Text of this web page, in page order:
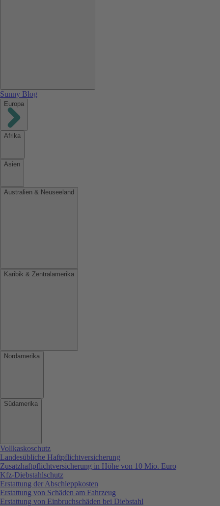
Sunny Blog
Europa
Afrika
Asien
Australien & Neuseeland
Karibik & Zentralamerika
Nordamerika
Südamerika
Vollkaskoschutz
Landesübliche Haftpflichtversicherung
Zusatzhaftpflichtversicherung in Höhe von 10 Mio. Euro
Kfz-Diebstahlschutz
Erstattung der Abschleppkosten
Erstattung von Schäden am Fahrzeug
Erstattung von Einbruchschäden bei Diebstahl